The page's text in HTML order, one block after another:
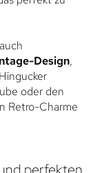
Design,
oder den
Retro-Charme
perfekten